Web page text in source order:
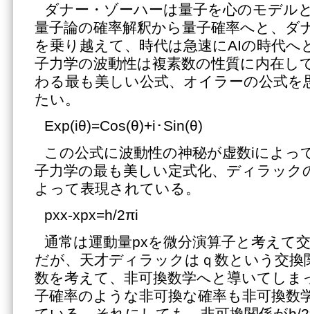
ダナー・ゾーハーは量子を心のモデル
量子論の確率解釈から量子確率へと、ダ
を乗り越えて、時代は急速にAIの時代へ
子力学の波動性は複素数の性質に内在し
わる最も美しい公式、オイラーの公式
たい。
Exp(iθ)=Cos(θ)+i･Sin(θ)
この公式に波動性の神秘が虚数iによっ
子力学の最も美しい定式化、ディラック
よって表現されている。
pxx-xpx=h/2πi
通常は運動量pxを微分演算子と考えて
だが、天才ディラックはｑ数という交換
数を考えて、非可換数学へと導いてしま
子確率のような非可換な確率も非可換数